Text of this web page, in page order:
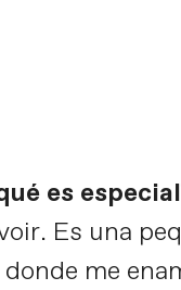
es
Es una
me